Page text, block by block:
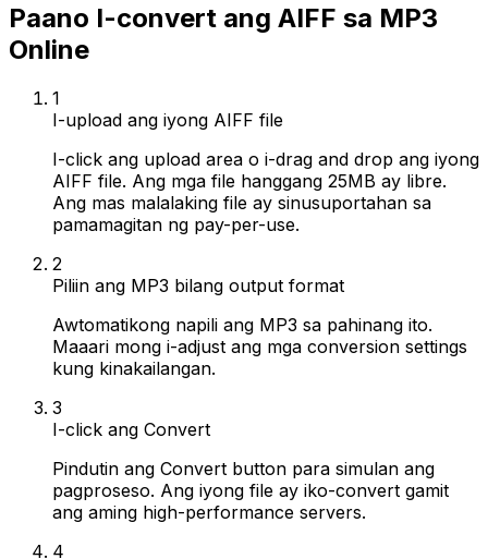
Paano I-convert ang AIFF sa MP3
Online
1
I-upload ang iyong AIFF file
I-click ang upload area o i-drag and drop ang iyong
AIFF file. Ang mga file hanggang 25MB ay libre.
Ang mas malalaking file ay sinusuportahan sa
pamamagitan ng pay-per-use.
2
Piliin ang MP3 bilang output format
Awtomatikong napili ang MP3 sa pahinang ito.
Maaari mong i-adjust ang mga conversion settings
kung kinakailangan.
3
I-click ang Convert
Pindutin ang Convert button para simulan ang
pagproseso. Ang iyong file ay iko-convert gamit
ang aming high-performance servers.
4